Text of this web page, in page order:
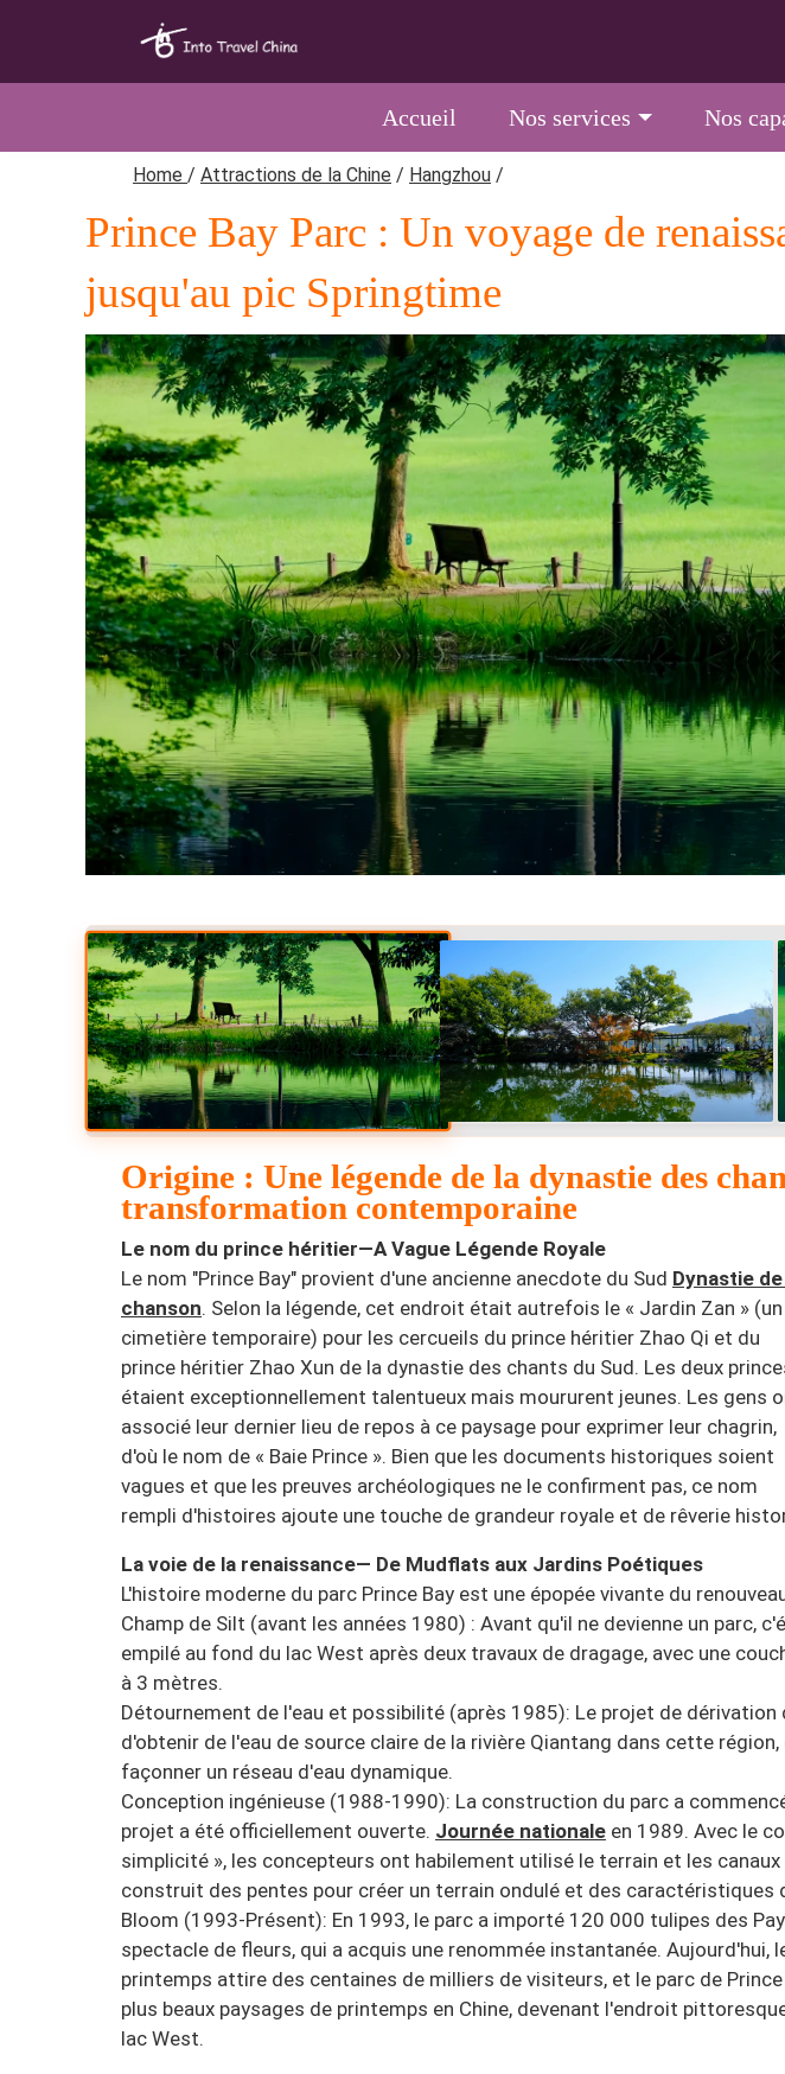
Accueil Nos services Nos
Home / Attractions de la Chine / Hangzhou /
Prince Bay Parc : Un voyage de
jusqu'au pic Springtime
Origine : Une légende de la dynastie des
transformation contemporaine
Le nom du prince héritier—A Vague Légende Royale
Le nom "Prince Bay" provient d'une ancienne anecdote du Sud Dynastie
chanson. Selon la légende, cet endroit était autrefois le « Jardin Zan » (un
cimetière temporaire) pour les cercueils du prince héritier Zhao Qi et du
prince héritier Zhao Xun de la dynastie des chants du Sud. Les deux
étaient exceptionnellement talentueux mais moururent jeunes. Les gens
associé leur dernier lieu de repos à ce paysage pour exprimer leur chagrin,
d'où le nom de « Baie Prince ». Bien que les documents historiques soient
vagues et que les preuves archéologiques ne le confirment pas, ce nom
rempli d'histoires ajoute une touche de grandeur royale et de rêverie
La voie de la renaissance— De Mudflats aux Jardins Poétiques
L'histoire moderne du parc Prince Bay est une épopée vivante du
Champ de Silt (avant les années 1980) : Avant qu'il ne devienne un parc,
empilé au fond du lac West après deux travaux de dragage, avec une
à 3 mètres.
Détournement de l'eau et possibilité (après 1985): Le projet de dérivation
d'obtenir de l'eau de source claire de la rivière Qiantang dans cette
façonner un réseau d'eau dynamique.
Conception ingénieuse (1988-1990): La construction du parc a
projet a été officiellement ouverte. Journée nationale en 1989. Avec le
simplicité », les concepteurs ont habilement utilisé le terrain et les
construit des pentes pour créer un terrain ondulé et des caractéristiques
Bloom (1993-Présent): En 1993, le parc a importé 120 000 tulipes des
spectacle de fleurs, qui a acquis une renommée instantanée. Aujourd'hui,
printemps attire des centaines de milliers de visiteurs, et le parc de
plus beaux paysages de printemps en Chine, devenant l'endroit
lac West.